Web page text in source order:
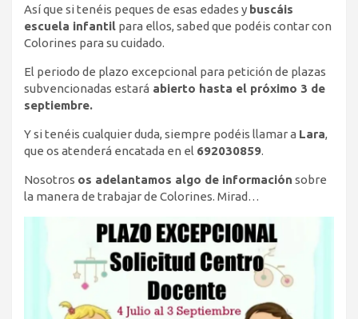
Así que si tenéis peques de esas edades y buscáis
escuela infantil para ellos, sabed que podéis contar con
Colorines para su cuidado.
El periodo de plazo excepcional para petición de plazas
subvencionadas estará abierto hasta el próximo 3 de
septiembre.
Y si tenéis cualquier duda, siempre podéis llamar a Lara,
que os atenderá encatada en el 692030859.
Nosotros os adelantamos algo de información sobre
la manera de trabajar de Colorines. Mirad…